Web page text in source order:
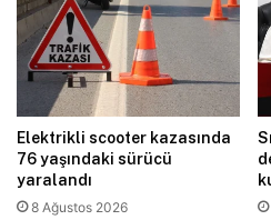
Elektrikli scooter kazasında
76 yaşındaki sürücü
yaralandı
8 Ağustos 2026